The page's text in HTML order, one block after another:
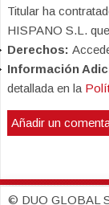
Titular ha
HISPANO S.L.
Derechos:
Información
detallada en la
© DUO GLOBAL